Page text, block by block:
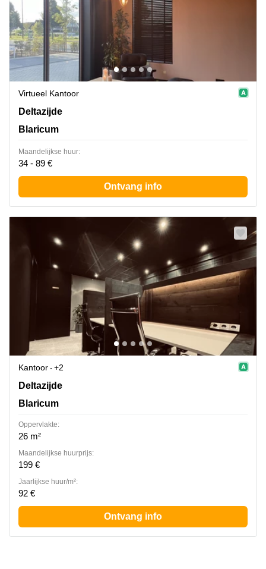
Virtueel Kantoor
Deltazijde 20b, Blaricum
Deltazijde
Blaricum
Maandelijkse huur:
34 - 89 €
Ontvang info
Kantoor
+2
Deltazijde 20b, Blaricum
Deltazijde
Blaricum
Oppervlakte:
26 m²
Maandelijkse huurprijs:
199 €
Jaarlijkse huur/m²:
92 €
Ontvang info